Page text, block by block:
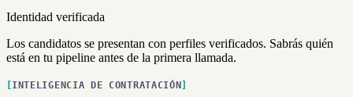
Identidad verificada
Los candidatos se presentan con perfiles verificados. Sabrás quién
está en tu pipeline antes de la primera llamada.
INTELIGENCIA DE CONTRATACIÓN